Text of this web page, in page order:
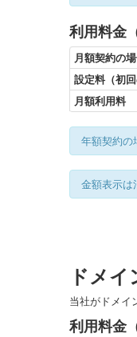
利用料金
月額契約の
設定料（初回
月額利用料
年額契約の
金額表示は
ドメ
当社がドメイ
利用料金